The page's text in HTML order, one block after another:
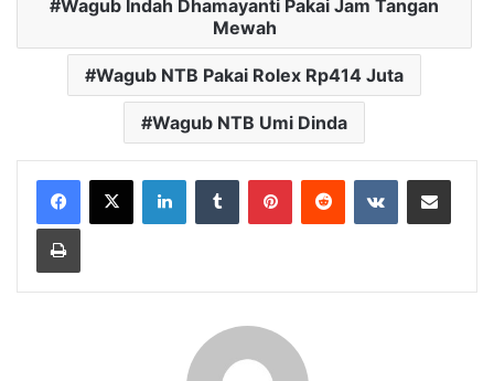
Wagub Indah Dhamayanti Pakai Jam Tangan
Mewah
Wagub NTB Pakai Rolex Rp414 Juta
Wagub NTB Umi Dinda
LinkedInTumblr PinterestReddit VKontakteBagikan Lewat Email
Cetak